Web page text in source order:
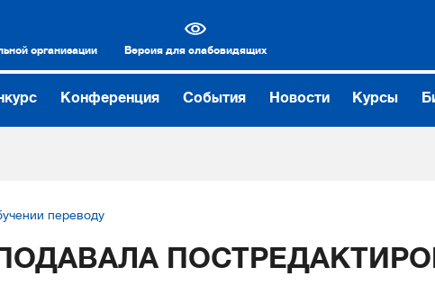
организации Версия для слабовидящих
Конференция События Новости Курсы
переводу